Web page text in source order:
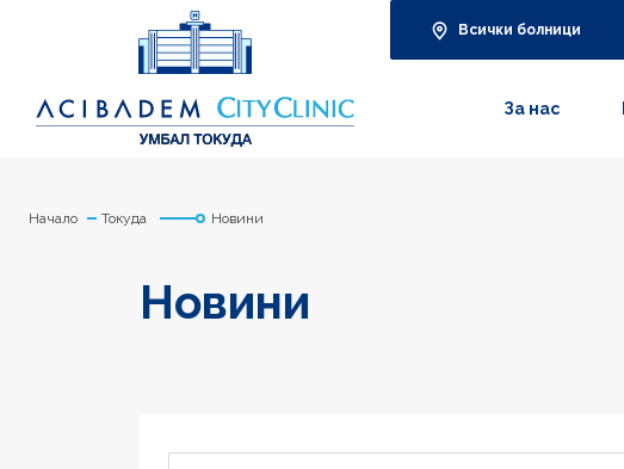
Всички болници
За нас
Начало Токуда Новини
Новини